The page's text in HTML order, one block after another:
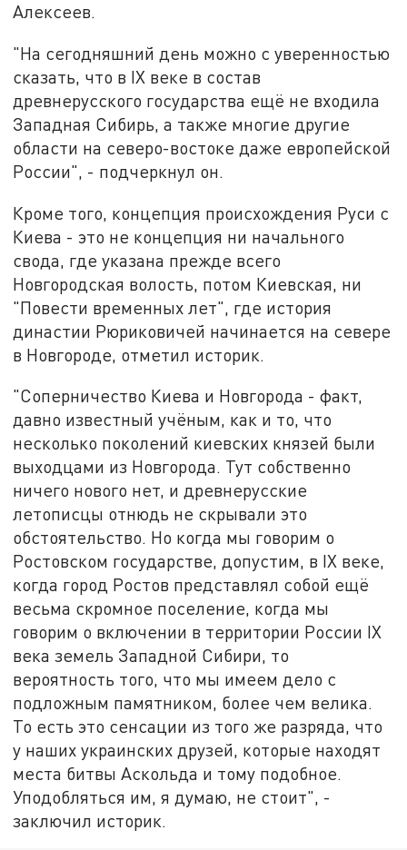
Алексеев.
"На сегодняшний день можно с уверенностью
сказать, что в IX веке в состав
древнерусского государства ещё не входила
Западная Сибирь, а также многие другие
области на северо-востоке даже европейской
России", - подчеркнул он.
Кроме того, концепция происхождения Руси с
Киева - это не концепция ни начального
свода, где указана прежде всего
Новгородская волость, потом Киевская, ни
"Повести временных лет", где история
династии Рюриковичей начинается на севере
в Новгороде, отметил историк.
"Соперничество Киева и Новгорода - факт,
давно известный учёным, как и то, что
несколько поколений киевских князей были
выходцами из Новгорода. Тут собственно
ничего нового нет, и древнерусские
летописцы отнюдь не скрывали это
обстоятельство. Но когда мы говорим о
Ростовском государстве, допустим, в IX веке,
когда город Ростов представлял собой ещё
весьма скромное поселение, когда мы
говорим о включении в территории России IX
века земель Западной Сибири, то
вероятность того, что мы имеем дело с
подложным памятником, более чем велика.
То есть это сенсации из того же разряда, что
у наших украинских друзей, которые находят
места битвы Аскольда и тому подобное.
Уподобляться им, я думаю, не стоит", -
заключил историк.